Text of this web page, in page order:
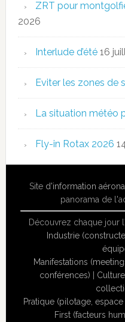
ZRT pour
2026
Interlude d’été 16
Eviter les zones de
La situation météo
Fly-in Rotax 2026
Site d'information
panorama de
Découvrez chaque jour l'
Industrie
Manifestations
conférences)
Pratique (pilotage,
First (facteurs